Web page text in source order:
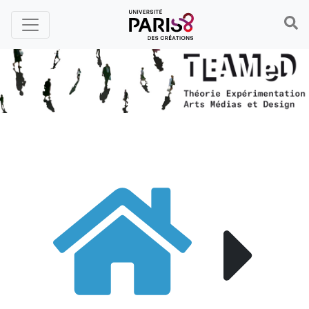
Panneau de gestion des cookies